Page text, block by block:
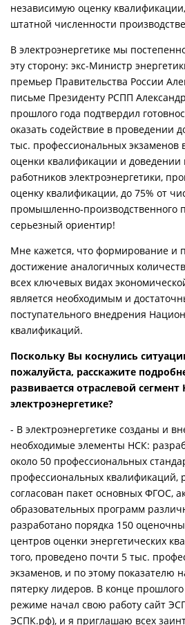
независимую оценку
штатной численности
В электроэнергетике мы
эту сторону: экс-Министр
премьер Правительства России
письме Президенту РСПП
прошлого года подтвердил
оказать содействие в проведении
тыс. профессиональных экзаменов
оценки квалификации и доведении
работников электроэнергетики,
оценку квалификации, до 75% от
промышленно-производственного
серьезный ориентир!
Мне кажется, что формирование и
достижение аналогичных
всех ключевых видах
является необходимым и
поступательного внедрения
квалификаций.
Поскольку Вы коснулись
пожалуйста, расскажите
развивается отраслевой сегмент
электроэнергетике?
- В электроэнергетике созданы и
необходимые элементы НСК:
около 50 профессиональных
профессиональных квалификаций,
согласован пакет основных ФГОС,
образовательных программ
разработано порядка 150
центров оценки энергетических
того, проведено почти 5 тыс.
экзаменов, и по этому показателю
пятерку лидеров. В конце прошлого
режиме начал свою работу сайт
ЭСПК.рф), и я приглашаю всех